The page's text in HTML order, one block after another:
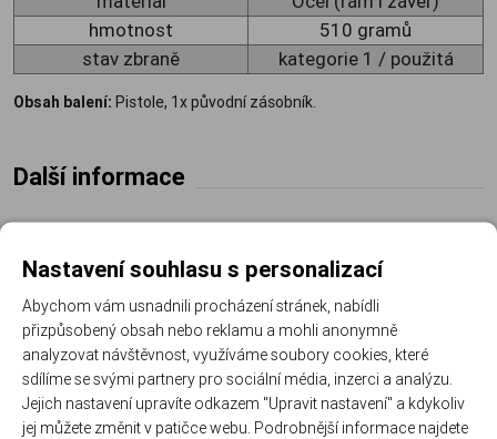
hmotnost
510 gramů
stav zbraně
kategorie 1 / použitá
Obsah balení: Pistole, 1x původní zásobník.
Další informace
Parametry
Ráže: 22 Long Rifle
Nastavení souhlasu s personalizací
Abychom vám usnadnili procházení stránek, nabídli
přizpůsobený obsah nebo reklamu a mohli anonymně
analyzovat návštěvnost, využíváme soubory cookies, které
sdílíme se svými partnery pro sociální média, inzerci a analýzu.
Jejich nastavení upravíte odkazem "Upravit nastavení" a kdykoliv
jej můžete změnit v patičce webu. Podrobnější informace najdete